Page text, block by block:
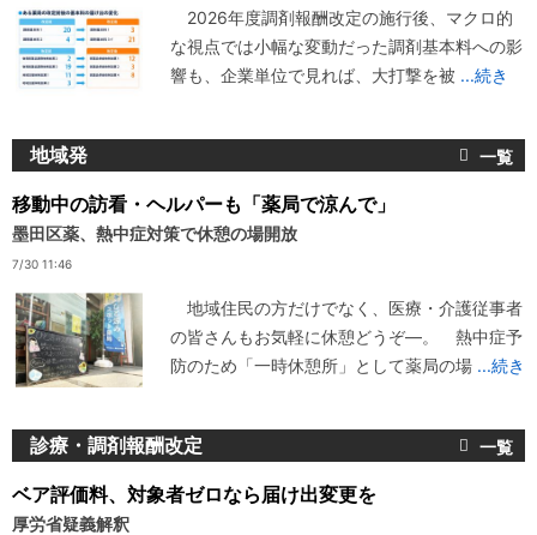
2026年度調剤報酬改定の施行後、マクロ的
な視点では小幅な変動だった調剤基本料への影
響も、企業単位で見れば、大打撃を被 ...続き
地域発
移動中の訪看・ヘルパーも「薬局で涼んで」
墨田区薬、熱中症対策で休憩の場開放
7/30 11:46
地域住民の方だけでなく、医療・介護従事者
の皆さんもお気軽に休憩どうぞ―。 熱中症予
防のため「一時休憩所」として薬局の場 ...続き
診療・調剤報酬改定
ベア評価料、対象者ゼロなら届け出変更を
厚労省疑義解釈